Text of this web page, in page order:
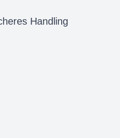
Handling